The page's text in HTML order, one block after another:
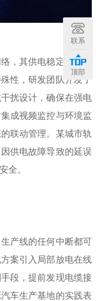
，其供电稳定性直接
性，研发团队开发了
扰设计，确保在强电
成视频监控与环境监
联动管理。某城市轨
供电故障导致的延误
全。
产线的任何中断都可
案引入局部放电在线
段，提前发现电缆接
车生产基地的实践表
联系
顶部